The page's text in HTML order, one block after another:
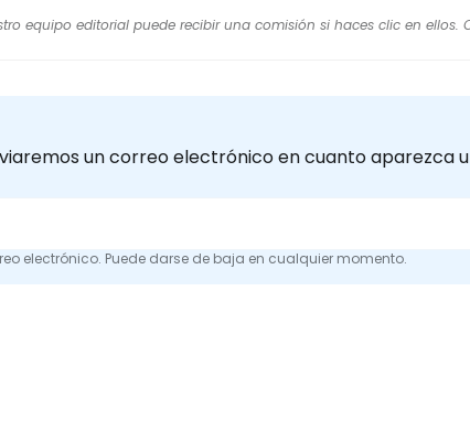
equipo editorial puede recibir una comisión si haces clic en ellos.
un correo electrónico en cuanto aparezca
electrónico. Puede darse de baja en cualquier momento.